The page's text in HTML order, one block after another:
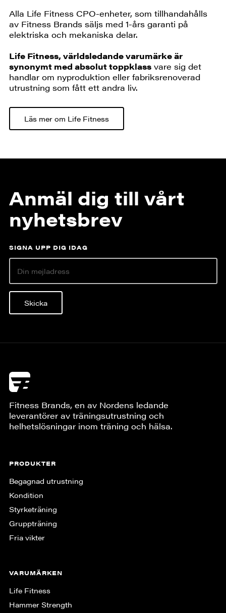
Alla Life Fitness CPO-enheter, som tillhandahålls
av Fitness Brands säljs med 1-års garanti på
elektriska och mekaniska delar.
Life Fitness, världsledande varumärke är
synonymt med absolut toppklassvare sig det
handlar om nyproduktion eller fabriksrenoverad
utrustning som fått ett andra liv.
Läs mer om Life Fitness
Anmäl dig till vårt
nyhetsbrev
SIGNA UPP DIG IDAG
Skicka
Fitness Brands, en av Nordens ledande
leverantörer av träningsutrustning och
helhetslösningar inom träning och hälsa.
PRODUKTER
Begagnad utrustning
Kondition
Styrketräning
Gruppträning
Fria vikter
VARUMÄRKEN
Life Fitness
Hammer Strength